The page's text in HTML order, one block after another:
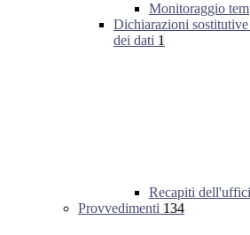
Monitoraggio
Dichiarazioni
dei dati 1
Recapiti
Provvedimenti 134